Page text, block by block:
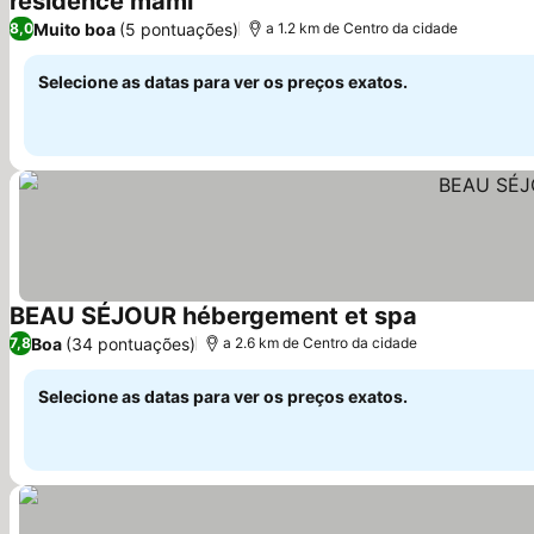
Ver preços
8,0Muito boa (5 pontuações) a 1.2 km de Centro da cidade
Selecione as datas para ver os preços exatos.
BEAU SÉJOUR hébergement et spa
7,8Boa (34 pontuações) a 2.6 km de Centro da cidade
Selecione as datas para ver os preços exatos.